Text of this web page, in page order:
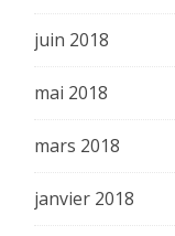
juin 2018
mai 2018
mars 2018
janvier 2018